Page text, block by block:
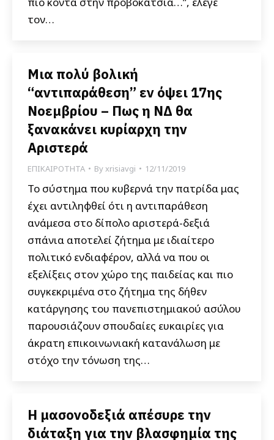
τον…
Μια πολύ βολική
“αντιπαράθεση” εν όψει 17ης
Νοεμβρίου – Πως η ΝΔ θα
ξανακάνει κυρίαρχη την
Αριστερά
ΕΠΙΚΑΙΡΟΤΗΤΑ Byxrisiavgi 12/11/2019
Το σύστημα που κυβερνά την πατρίδα μας
έχει αντιληφθεί ότι η αντιπαράθεση
ανάμεσα στο δίπολο αριστερά-δεξιά
σπάνια αποτελεί ζήτημα με ιδιαίτερο
πολιτικό ενδιαφέρον, αλλά να που οι
εξελίξεις στον χώρο της παιδείας και πιο
συγκεκριμένα στο ζήτημα της δήθεν
κατάργησης του πανεπιστημιακού ασύλου
παρουσιάζουν σπουδαίες ευκαιρίες για
άκρατη επικοινωνιακή κατανάλωση με
στόχο την τόνωση της…
Η μασονοδεξιά απέσυρε την
διάταξη για την βλασφημία της